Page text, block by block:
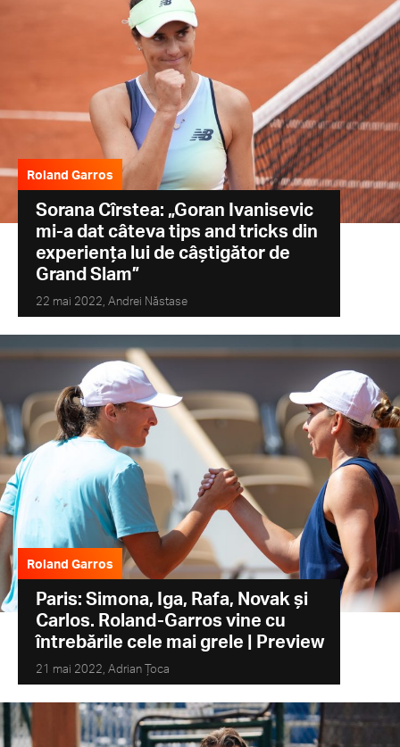
Roland Garros
Sorana Cîrstea: „Goran Ivanisevic
mi-a dat câteva tips and tricks din
experiența lui de câștigător de
Grand Slam”
22 mai 2022, Andrei Năstase
Roland Garros
Paris: Simona, Iga, Rafa, Novak și
Carlos. Roland-Garros vine cu
întrebările cele mai grele | Preview
21 mai 2022, Adrian Țoca